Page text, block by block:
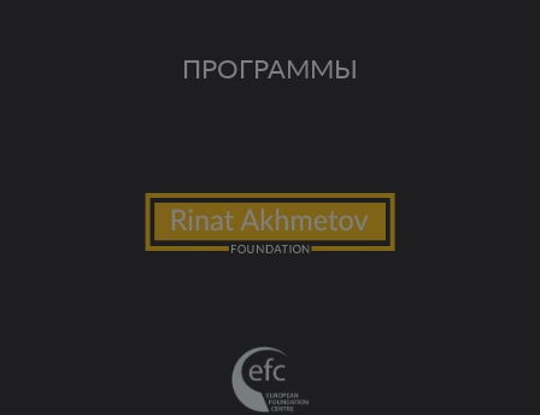
ПРОГРАММЫ